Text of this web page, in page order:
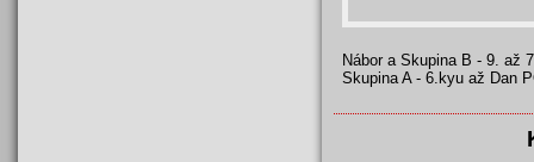
Nábor a Skupina B - 9. až
Skupina A - 6.kyu až Dan